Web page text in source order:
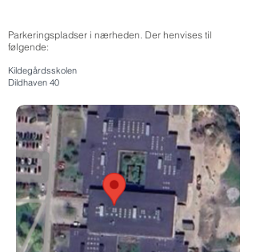
Parkeringspladser i nærheden. Der henvises til
følgende:
Kildegårdsskolen
Dildhaven 40